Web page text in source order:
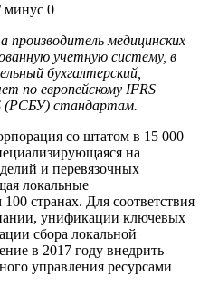
минус 0
производитель медицинских
учетную систему, в
бухгалтерский,
по европейскому IFRS
(РСБУ) стандартам.
со штатом в 15 000
на
и перевязочных
локальные
странах. Для соответствия
унификации ключевых
сбора локальной
в 2017 году внедрить
управления ресурсами